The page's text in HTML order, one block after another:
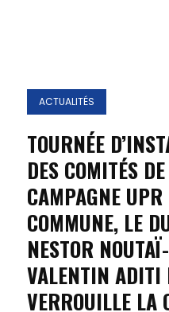
ACTUALITÉS
TOURNÉE
DES COMITÉS DE
CAMPAGNE
COMMUNE, LE
NESTOR NOUTAÏ-
VALENTIN ADITI
VERROUILLE LA